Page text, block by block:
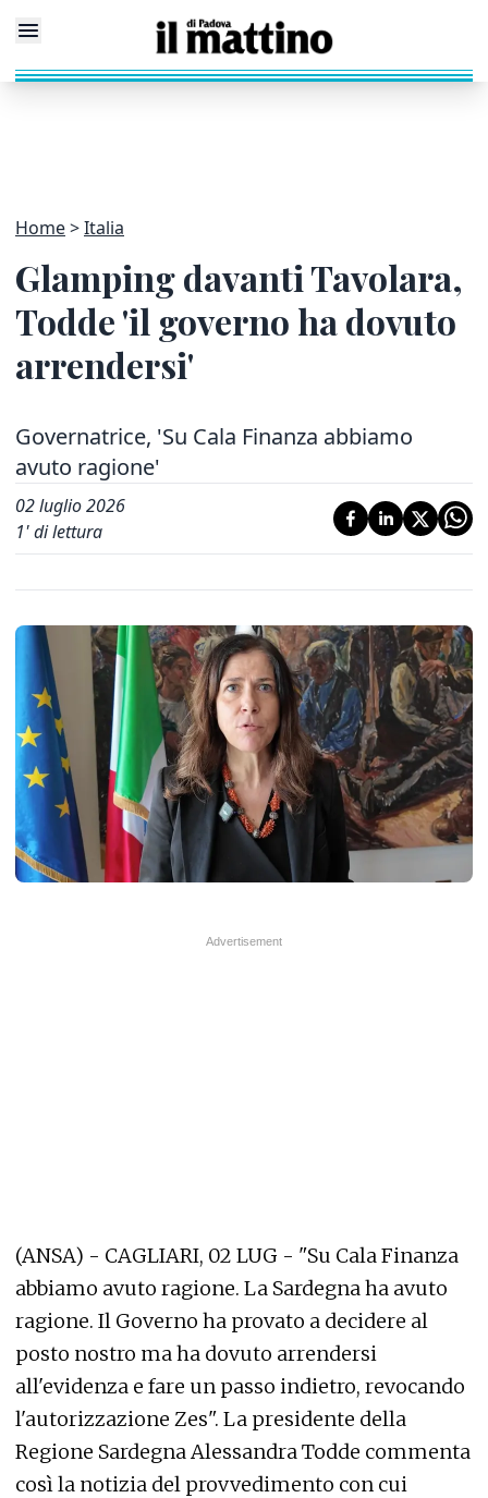
Home Italia
Glamping davanti Tavolara,
Todde 'il governo ha dovuto
arrendersi'
Governatrice, 'Su Cala Finanza abbiamo
avuto ragione'
02 luglio 2026
1' di lettura
(ANSA) - CAGLIARI, 02 LUG - "Su Cala Finanza
abbiamo avuto ragione. La Sardegna ha avuto
ragione. Il Governo ha provato a decidere al
posto nostro ma ha dovuto arrendersi
all'evidenza e fare un passo indietro, revocando
l'autorizzazione Zes". La presidente della
Regione Sardegna Alessandra Todde commenta
così la notizia del provvedimento con cui